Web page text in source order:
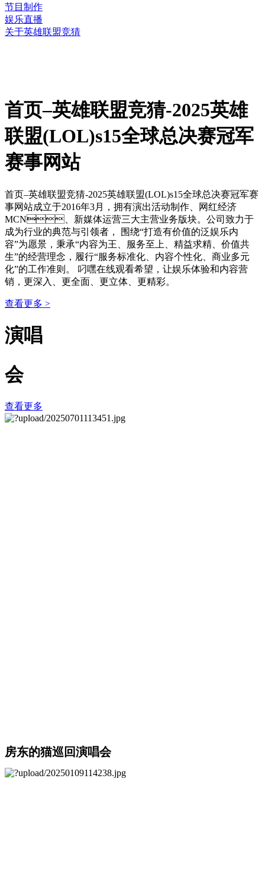
节目制作
娱乐直播
关于英雄联盟竞猜
首页–英雄联盟竞猜-2025英雄
联盟(LOL)s15全球总决赛冠军
赛事网站
首页–英雄联盟竞猜-2025英雄联盟(LOL)s15全球总决赛冠军赛
事网站成立于2016年3月，拥有演出活动制作、网红经济
MCN、新媒体运营三大主营业务版块。公司致力于
成为行业的典范与引领者， 围绕“打造有价值的泛娱乐内
容”为愿景，秉承“内容为王、服务至上、精益求精、价值共
生”的经营理念，履行“服务标准化、内容个性化、商业多元
化”的工作准则。 叼嘿在线观看希望，让娱乐体验和内容营
销，更深入、更全面、更立体、更精彩。
查看更多 >
演唱
会
查看更多
房东的猫巡回演唱会